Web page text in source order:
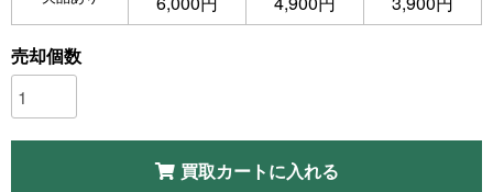
売却個数
買取カートに入れる